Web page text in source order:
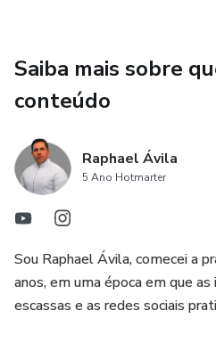
antes mesmo da conclusão da
Saiba mais sobre
conteúdo
Raphael Ávila
5 Ano Hotmarter
Sou Raphael Ávila, comecei a
anos, em uma época em que
escassas e as redes sociais